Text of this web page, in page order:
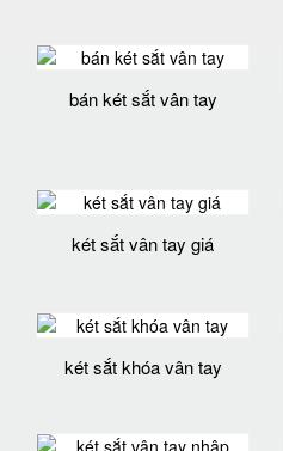
bán két sắt vân tay
két sắt vân tay giá
két sắt khóa vân tay